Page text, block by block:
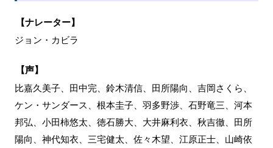
【ナレーター】
ジョン・カビラ
【声】
比嘉久美子、田中完、鈴木清信、田所陽向、吉岡さくら、
ケン・サンダース、根本圭子、羽多野渉、石野竜三、河本
邦弘、小田柿悠太、徳石勝大、大井麻利衣、秋吉徹、田所
陽向、神代知衣、三宅健太、佐々木望、江原正士、山崎依